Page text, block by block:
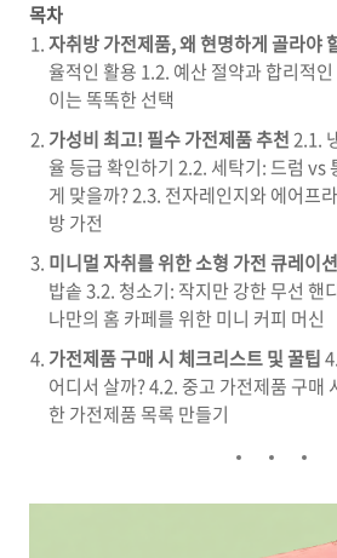
목차
자취방 가전제품, 왜 현명하게 골라야
율적인 활용 1.2. 예산 절약과 합리적
이는 똑똑한 선택
가성비 최고! 필수 가전제품 추천2.1.
율 등급 확인하기 2.2. 세탁기: 드럼 vs
게 맞을까? 2.3. 전자레인지와 에어프
방 가전
미니멀 자취를 위한 소형 가전 큐레이션
밥솥 3.2. 청소기: 작지만 강한 무선 핸
나만의 홈 카페를 위한 미니 커피 머신
가전제품 구매 시 체크리스트 및 꿀팁
어디서 살까? 4.2. 중고 가전제품 구매
한 가전제품 목록 만들기